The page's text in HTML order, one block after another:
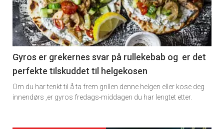
nå
-
2
Gyros er grekernes svar på rullekebab og er det
perfekte tilskuddet til helgekosen
Om du har tenkt til å ta frem grillen denne helgen eller kose deg
innendørs ,er gyros fredags-middagen du har lengtet etter.